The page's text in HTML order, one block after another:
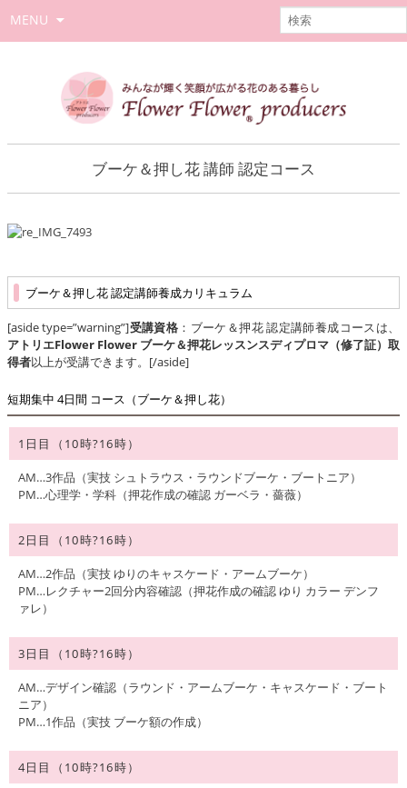
MENU
ブーケ＆押し花 講師 認定コース
ブーケ＆押し花 認定講師養成カリキュラム
[aside type=”warning”]受講資格 ：ブーケ＆押花 認定講師養成コースは、
アトリエFlower Flower ブーケ＆押花レッスンスディプロマ（修了証）取
得者以上が受講できます。[/aside]
短期集中 4日間 コース（ブーケ＆押し花）
1日目（10時?16時）
AM…3作品（実技 シュトラウス・ラウンドブーケ・ブートニア）
PM…心理学・学科（押花作成の確認 ガーベラ・薔薇）
2日目（10時?16時）
AM…2作品（実技 ゆりのキャスケード・アームブーケ）
PM…レクチャー2回分内容確認（押花作成の確認 ゆり カラー デンフ
ァレ）
3日目（10時?16時）
AM…デザイン確認（ラウンド・アームブーケ・キャスケード・ブート
ニア）
PM…1作品（実技 ブーケ額の作成）
4日目（10時?16時）